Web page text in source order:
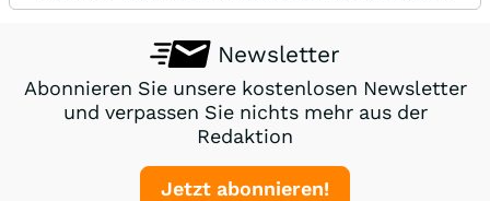
Newsletter
Abonnieren Sie unsere kostenlosen Newsletter
und verpassen Sie nichts mehr aus der
Redaktion
Jetzt abonnieren!